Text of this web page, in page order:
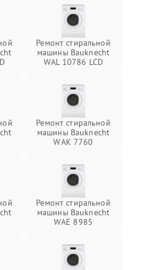
Ремонт стиральной
машины Bauknecht
WAL 10786 LCD
Ремонт стиральной
машины Bauknecht
WAK 7760
Ремонт стиральной
машины Bauknecht
WAE 8985